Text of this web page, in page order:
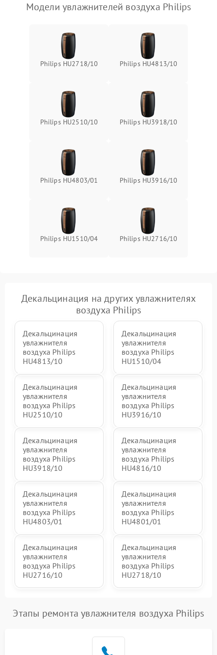
Не отключается Подробнее →
Модели увлажнителей воздуха Philips
Philips HU2718/10 Philips HU4813/10
Philips HU2510/10 Philips HU3918/10
Philips HU4803/01 Philips HU3916/10
Philips HU1510/04 Philips HU2716/10
Декальцинация на других увлажнителях
воздуха Philips
Декальцинация
увлажнителя
воздуха Philips
HU4813/10
Декальцинация
увлажнителя
воздуха Philips
HU1510/04
Декальцинация
увлажнителя
воздуха Philips
HU2510/10
Декальцинация
увлажнителя
воздуха Philips
HU3916/10
Декальцинация
увлажнителя
воздуха Philips
HU3918/10
Декальцинация
увлажнителя
воздуха Philips
HU4816/10
Декальцинация
увлажнителя
воздуха Philips
HU4803/01
Декальцинация
увлажнителя
воздуха Philips
HU4801/01
Декальцинация
увлажнителя
воздуха Philips
HU2716/10
Декальцинация
увлажнителя
воздуха Philips
HU2718/10
Этапы ремонта увлажнителя воздуха Philips